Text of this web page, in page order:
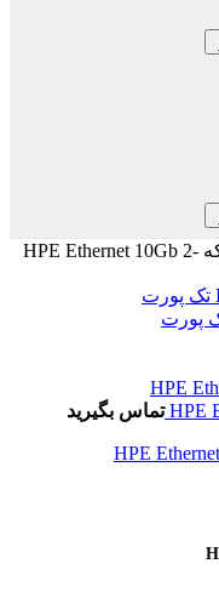
کارت شبکه HPE Ethernet 10Gb 2-
تماس بگیرید